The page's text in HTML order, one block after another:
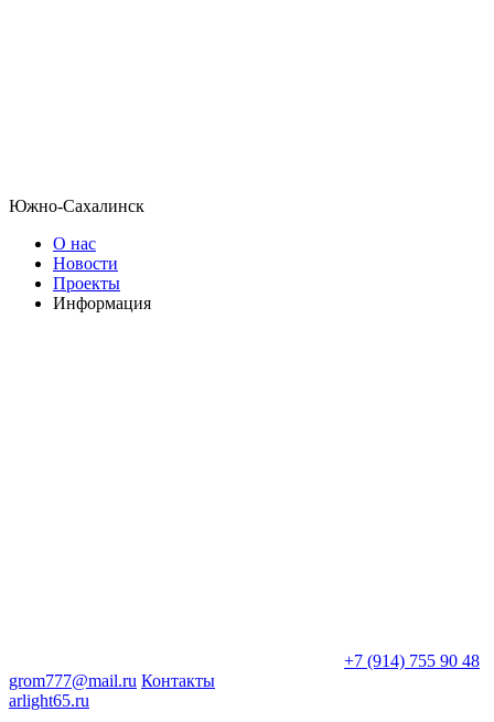
Южно-Сахалинск
О нас
Новости
Проекты
Информация
+7 (914) 755 90 48
grom777@mail.ru Контакты
arlight65.ru